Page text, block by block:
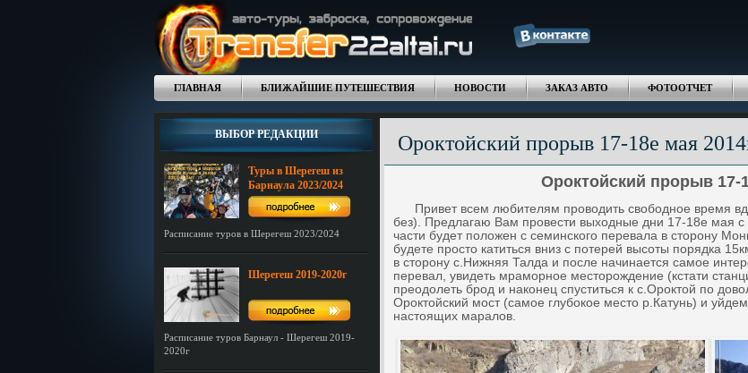
ГЛАВНАЯ БЛИЖАЙШИЕ ПУТЕШЕСТВИЯ НОВОСТИ ЗАКАЗ АВТО ФОТООТЧЕТ
ВЫБОР РЕДАКЦИИ
Туры в Шерегеш из
Барнаула 2023/2024
Расписание туров в Шерегеш 2023/2024
Шерегеш 2019-2020г
Расписание туров Барнаул - Шерегеш 2019-
2020г
Ороктойский прорыв 17-18е мая
Ороктойский прорыв 17-
Привет всем любителям проводить свободное время
без). Предлагаю Вам провести выходные дни 17-18е мая
части будет положен с семинского перевала в сторону
будете просто катиться вниз с потерей высоты порядка
в сторону с.Нижняя Талда и после начинается самое
перевал, увидеть мраморное месторождение (кстати
преодолеть брод и наконец спуститься к с.Ороктой по
Ороктойский мост (самое глубокое место р.Катунь) и
настоящих маралов.